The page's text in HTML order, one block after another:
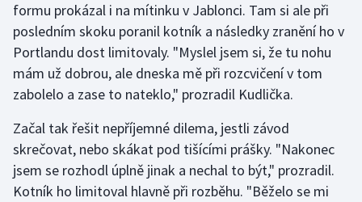
Golf
Gymnastika
Házená
Jezdectví
Judo
formu prokázal i na mítinku v Jablonci. Tam si ale při
posledním skoku poranil kotník a následky zranění ho v
Portlandu dost limitovaly. "Myslel jsem si, že tu nohu
mám už dobrou, ale dneska mě při rozcvičení v tom
zabolelo a zase to nateklo," prozradil Kudlička.
Začal tak řešit nepříjemné dilema, jestli závod
skrečovat, nebo skákat pod tišícími prášky. "Nakonec
jsem se rozhodl úplně jinak a nechal to být," prozradil.
Kotník ho limitoval hlavně při rozběhu. "Běželo se mi